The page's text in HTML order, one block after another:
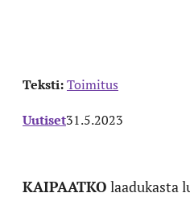
Teksti:Toimitus
Uutiset31.5.2023
KAIPAATKO laadukasta